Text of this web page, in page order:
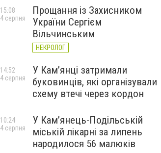
Прощання із Захисником
України Сергієм
Вільчинським
НЕКРОЛОГ
15:08
4 серпня
У Кам’янці затримали
буковинців, які організували
схему втечі через кордон
14:52
4 серпня
У Кам’янець-Подільській
міській лікарні за липень
народилося 56 малюків
10:24
4 серпня